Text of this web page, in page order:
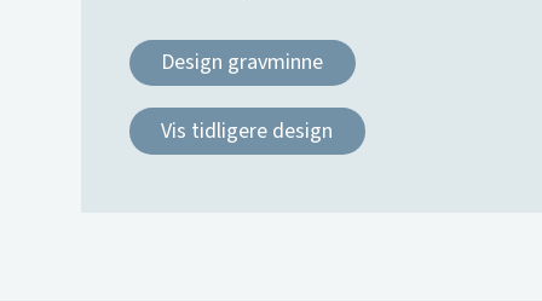
Design gravminne
Vis tidligere design